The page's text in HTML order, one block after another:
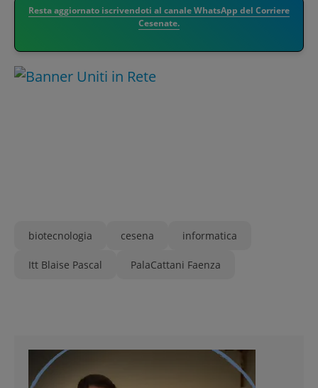
Resta aggiornato iscrivendoti al canale WhatsApp del Corriere
Cesenate.
biotecnologia cesena informatica
Itt Blaise Pascal PalaCattani Faenza